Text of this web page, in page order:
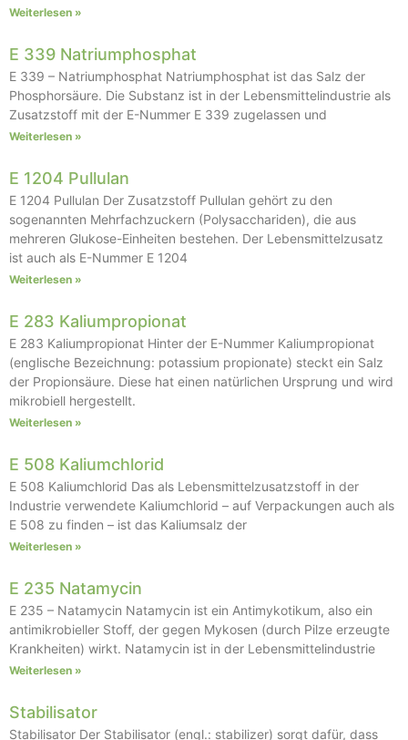
Weiterlesen »
E 339 Natriumphosphat
E 339 – Natriumphosphat Natriumphosphat ist das Salz der
Phosphorsäure. Die Substanz ist in der Lebensmittelindustrie als
Zusatzstoff mit der E-Nummer E 339 zugelassen und
Weiterlesen »
E 1204 Pullulan
E 1204 Pullulan Der Zusatzstoff Pullulan gehört zu den
sogenannten Mehrfachzuckern (Polysacchariden), die aus
mehreren Glukose-Einheiten bestehen. Der Lebensmittelzusatz
ist auch als E-Nummer E 1204
Weiterlesen »
E 283 Kaliumpropionat
E 283 Kaliumpropionat Hinter der E-Nummer Kaliumpropionat
(englische Bezeichnung: potassium propionate) steckt ein Salz
der Propionsäure. Diese hat einen natürlichen Ursprung und wird
mikrobiell hergestellt.
Weiterlesen »
E 508 Kaliumchlorid
E 508 Kaliumchlorid Das als Lebensmittelzusatzstoff in der
Industrie verwendete Kaliumchlorid – auf Verpackungen auch als
E 508 zu finden – ist das Kaliumsalz der
Weiterlesen »
E 235 Natamycin
E 235 – Natamycin Natamycin ist ein Antimykotikum, also ein
antimikrobieller Stoff, der gegen Mykosen (durch Pilze erzeugte
Krankheiten) wirkt. Natamycin ist in der Lebensmittelindustrie
Weiterlesen »
Stabilisator
Stabilisator Der Stabilisator (engl.: stabilizer) sorgt dafür, dass